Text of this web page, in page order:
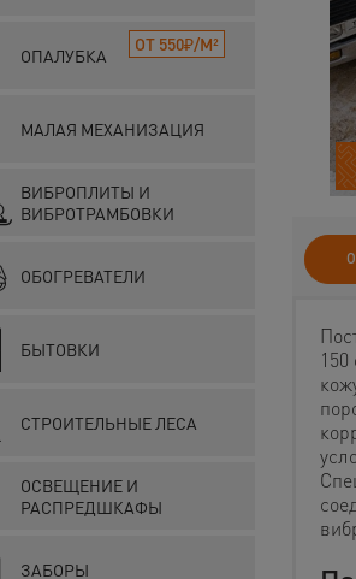
ОПАЛУБКА
ОТ 550₽/М²
МАЛАЯ МЕХАНИЗАЦИЯ
ВИБРОПЛИТЫ И
ВИБРОТРАМБОВКИ
ОБОГРЕВАТЕЛИ
БЫТОВКИ
СТРОИТЕЛЬНЫЕ ЛЕСА
ОСВЕЩЕНИЕ И
РАСПРЕДШКАФЫ
ЗАБОРЫ